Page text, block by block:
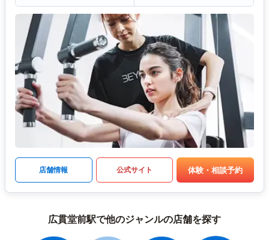
店舗情報 公式サイト 体験・相談予約
広貫堂前駅で他のジャンルの店舗を探す